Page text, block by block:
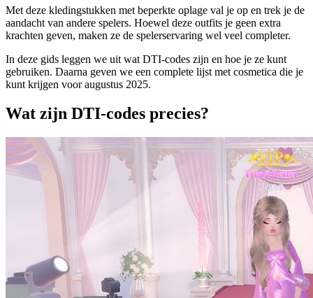
Met deze kledingstukken met beperkte oplage val je op en trek je de
aandacht van andere spelers. Hoewel deze outfits je geen extra
krachten geven, maken ze de spelerservaring wel veel completer.
In deze gids leggen we uit wat DTI-codes zijn en hoe je ze kunt
gebruiken. Daarna geven we een complete lijst met cosmetica die je
kunt krijgen voor augustus 2025.
Wat zijn DTI-codes precies?